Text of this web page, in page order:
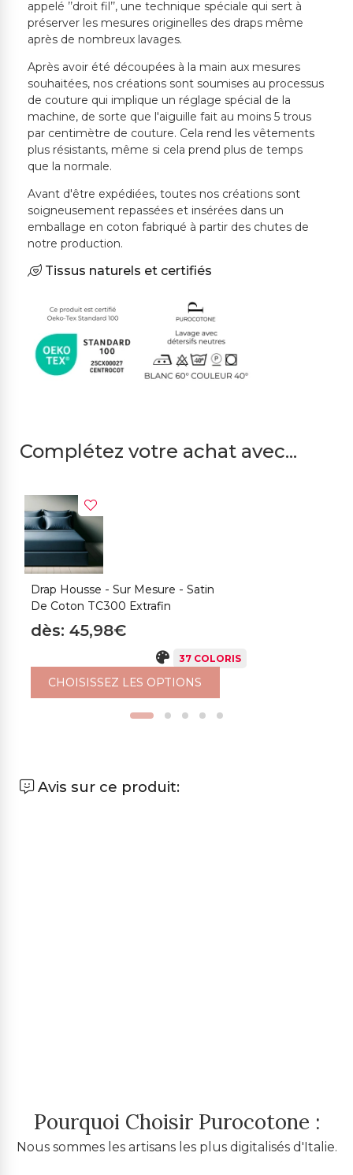
appelé ’’droit fil’’, une technique spéciale qui sert à
préserver les mesures originelles des draps même
après de nombreux lavages.
Après avoir été découpées à la main aux mesures
souhaitées, nos créations sont soumises au processus
de couture qui implique un réglage spécial de la
machine, de sorte que l'aiguille fait au moins 5 trous
par centimètre de couture. Cela rend les vêtements
plus résistants, même si cela prend plus de temps
que la normale.
Avant d'être expédiées, toutes nos créations sont
soigneusement repassées et insérées dans un
emballage en coton fabriqué à partir des chutes de
notre production.
Tissus naturels et certifiés
Complétez votre achat avec...
Drap Housse - Sur Mesure - Satin
De Coton TC300 Extrafin
dès: 45,98€
37 COLORIS
CHOISISSEZ LES OPTIONS
Avis sur ce produit:
Pourquoi Choisir Purocotone :
Nous sommes les artisans les plus digitalisés d'Italie.